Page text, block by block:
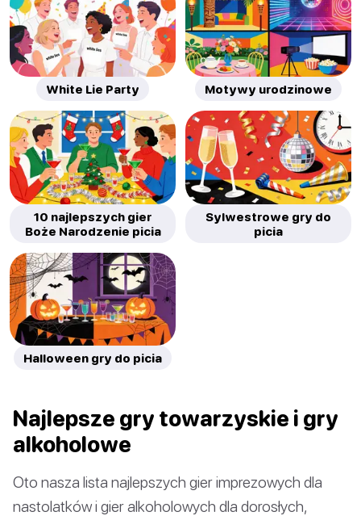
White Lie Party Motywy urodzinowe
10 najlepszych gier
Boże Narodzenie picia
Sylwestrowe gry do
picia
Halloween gry do picia
Najlepsze gry towarzyskie i gry
alkoholowe
Oto nasza lista najlepszych gier imprezowych dla
nastolatków i gier alkoholowych dla dorosłych,